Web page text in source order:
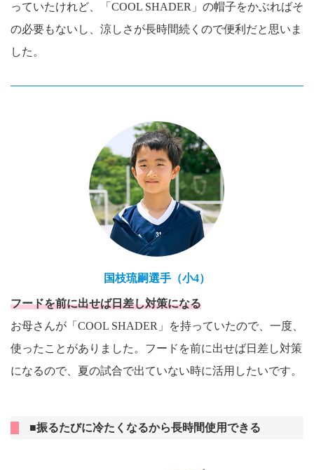
っていたけれど、「COOL SHADER」の帽子をかぶればそ
の必要もないし、涼しさが長時間続くので便利だと思いま
した。
国枝琉嗣選手（小4）
フードを前に出せば日差し対策になる
お母さんが「COOL SHADER」を持っていたので、一度、
使ったことがありました。フードを前に出せば日差し対策
になるので、夏の試合で出ていない時に活用したいです。
■振るたびに冷たくなるから長時間使用できる